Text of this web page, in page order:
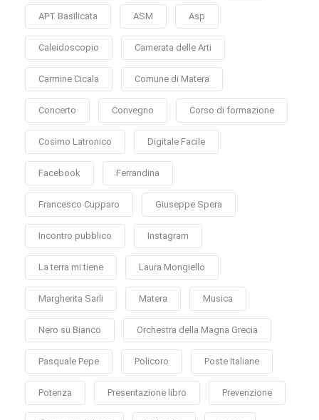
APT Basilicata ASM Asp
Caleidoscopio Camerata delle Arti
Carmine Cicala Comune di Matera
Concerto Convegno Corso di formazione
Cosimo Latronico Digitale Facile
Facebook Ferrandina
Francesco Cupparo Giuseppe Spera
Incontro pubblico Instagram
La terra mi tiene Laura Mongiello
Margherita Sarli Matera Musica
Nero su Bianco Orchestra della Magna Grecia
Pasquale Pepe Policoro Poste Italiane
Potenza Presentazione libro Prevenzione